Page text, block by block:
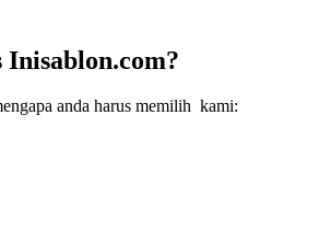
anda harus memilih kami: